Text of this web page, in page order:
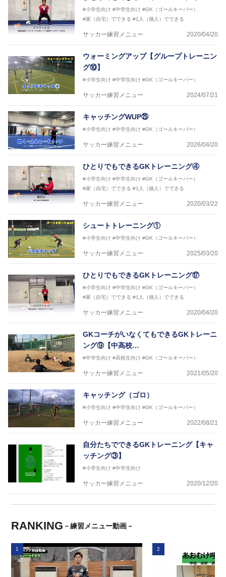
#小学生向け #中学生向け #GK（ゴールキーパー）
#家（自宅）でできる #1人（個人）でできる
サッカー練習メニュー 2020/04/20
ウォーミングアップ【グループトレーニン
グ⑩】
#小学生向け #中学生向け #GK（ゴールキーパー）
サッカー練習メニュー 2024/07/21
キャッチングWUP㉕
#小学生向け #中学生向け #GK（ゴールキーパー）
サッカー練習メニュー 2026/04/20
ひとりでもできるGKトレーニング④
#小学生向け #中学生向け #GK（ゴールキーパー）
#家（自宅）でできる #1人（個人）でできる
サッカー練習メニュー 2020/03/22
シュートトレーニング①
#小学生向け #中学生向け #GK（ゴールキーパー）
サッカー練習メニュー 2025/03/20
ひとりでもできるGKトレーニング⑰
#小学生向け #中学生向け #GK（ゴールキーパー）
#家（自宅）でできる #1人（個人）でできる
サッカー練習メニュー 2020/04/20
GKコーチがいなくてもできるGKトレーニ
ング⑨【中高校…
#中学生向け #高校生向け #GK（ゴールキーパー）
サッカー練習メニュー 2021/05/20
キャッチング（ゴロ）
#小学生向け #中学生向け #GK（ゴールキーパー）
サッカー練習メニュー 2022/08/21
自分たちでできるGKトレーニング【キャ
ッチング③】
#小学生向け #中学生向け
サッカー練習メニュー 2020/12/20
RANKING －練習メニュー動画－
1 2